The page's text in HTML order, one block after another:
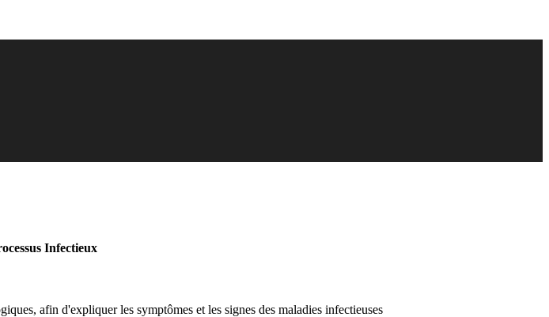
Infectieux
afin d'expliquer les symptômes et les signes des maladies infectieuses